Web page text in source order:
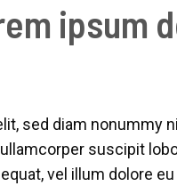
ipsum
sed diam nonummy
suscipit
vel illum dolore